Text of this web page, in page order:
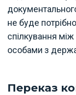
не буде
спілкування
особами з
Переказ